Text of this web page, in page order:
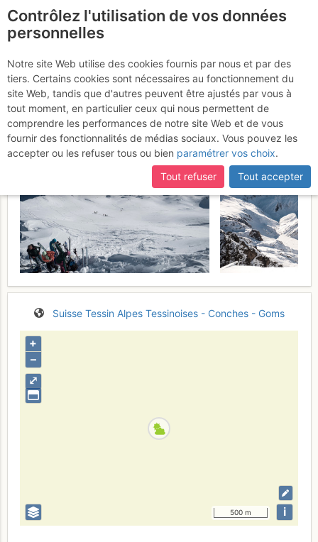
Cima di Lago : Par le Val
Cavagnolo
Dimanche 19 février 2017
Suisse Tessin Alpes Tessinoises - Conches - Goms
⤢
+
–
500 m i
Contrôlez l'utilisation de vos données
personnelles
Notre site Web utilise des cookies fournis par nous et par des
tiers. Certains cookies sont nécessaires au fonctionnement du
site Web, tandis que d'autres peuvent être ajustés par vous à
tout moment, en particulier ceux qui nous permettent de
comprendre les performances de notre site Web et de vous
fournir des fonctionnalités de médias sociaux. Vous pouvez les
accepter ou les refuser tous ou bien paramétrer vos choix.
Tout refuser
Tout accepter